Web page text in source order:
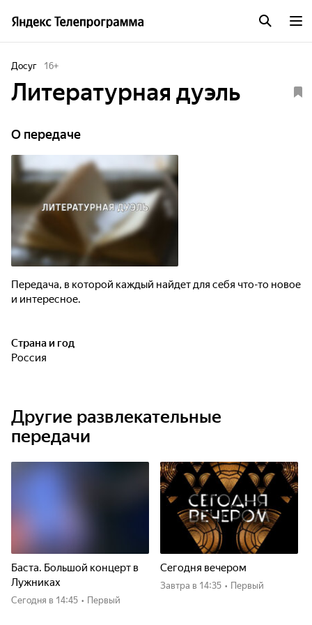
Досуг 16+
Литературная дуэль
О передаче
Передача, в которой каждый найдет для себя что-то новое
и интересное.
Страна и год
Россия
Другие развлекательные
передачи
Баста. Большой концерт в
Лужниках
Сегодня в 14:45 • Первый
Сегодня вечером
Завтра в 14:35 • Первый